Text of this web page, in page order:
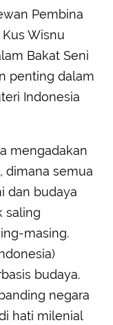
Pembina
Wisnu
Bakat Seni
penting dalam
Indonesia
mengadakan
dimana semua
dan budaya
saling
masing.
budaya.
negara
hati milenial